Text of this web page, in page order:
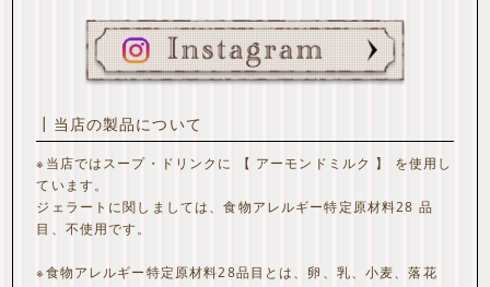
┃当店の製品について
※当店ではスープ・ドリンクに 【 アーモンドミルク 】 を使用し
ています。
ジェラートに関しましては、食物アレルギー特定原材料28 品
目、不使用です。
※食物アレルギー特定原材料28品目とは、卵、乳、小麦、落花